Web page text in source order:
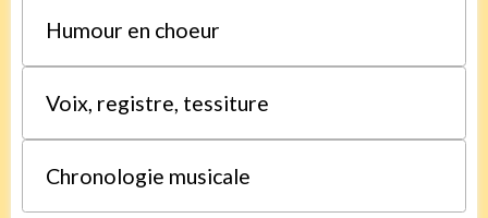
Humour en choeur
Voix, registre, tessiture
Chronologie musicale